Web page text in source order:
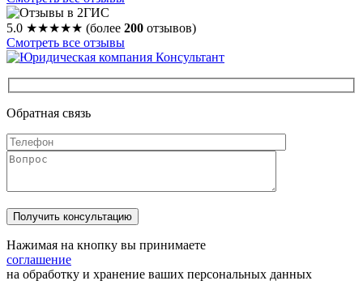
5.0 ★★★★★ (более 200 отзывов)
Смотреть все отзывы
Обратная связь
Нажимая на кнопку вы принимаете
соглашение
на обработку и хранение ваших персональных данных